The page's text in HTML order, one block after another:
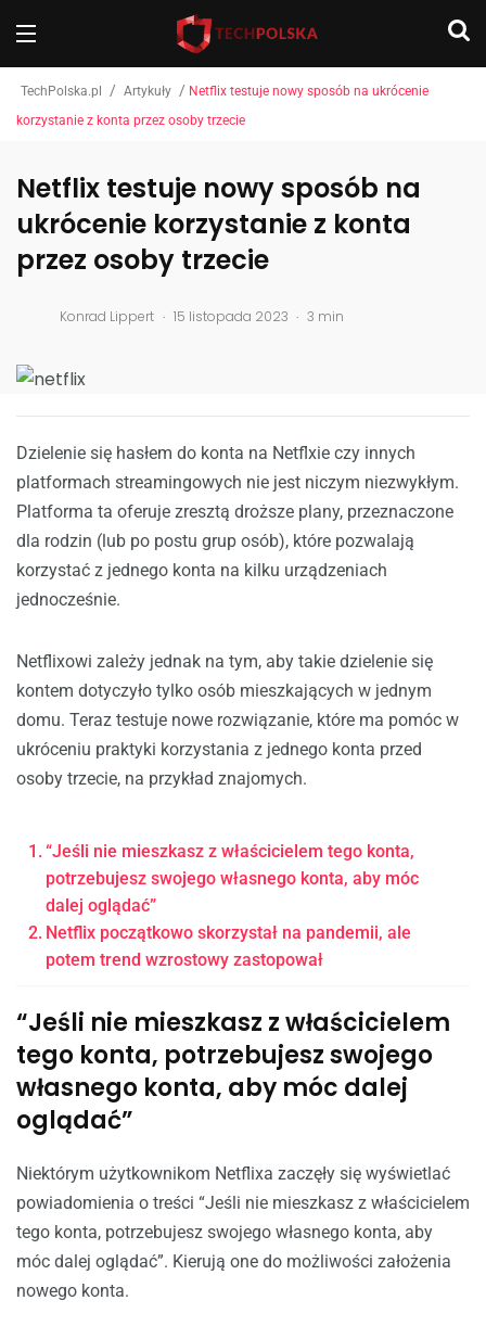
TechPolska.pl / Artykuły / Netflix testuje nowy sposób na ukrócenie
korzystanie z konta przez osoby trzecie
Netflix testuje nowy sposób na
ukrócenie korzystanie z konta
przez osoby trzecie
Konrad Lippert . 15 listopada 2023 . 3 min
Dzielenie się hasłem do konta na Netflxie czy innych
platformach streamingowych nie jest niczym niezwykłym.
Platforma ta oferuje zresztą droższe plany, przeznaczone
dla rodzin (lub po postu grup osób), które pozwalają
korzystać z jednego konta na kilku urządzeniach
jednocześnie.
Netflixowi zależy jednak na tym, aby takie dzielenie się
kontem dotyczyło tylko osób mieszkających w jednym
domu. Teraz testuje nowe rozwiązanie, które ma pomóc w
ukróceniu praktyki korzystania z jednego konta przed
osoby trzecie, na przykład znajomych.
“Jeśli nie mieszkasz z właścicielem tego konta,
potrzebujesz swojego własnego konta, aby móc
dalej oglądać”
Netflix początkowo skorzystał na pandemii, ale
potem trend wzrostowy zastopował
“Jeśli nie mieszkasz z właścicielem
tego konta, potrzebujesz swojego
własnego konta, aby móc dalej
oglądać”
Niektórym użytkownikom Netflixa zaczęły się wyświetlać
powiadomienia o treści “Jeśli nie mieszkasz z właścicielem
tego konta, potrzebujesz swojego własnego konta, aby
móc dalej oglądać”. Kierują one do możliwości założenia
nowego konta.